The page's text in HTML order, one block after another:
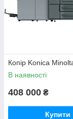
Копір Konica
В наявності
408 000 ₴
Купити